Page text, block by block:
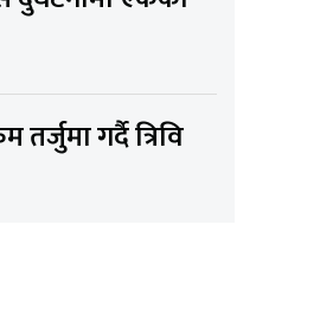
तर्जुमा गर्दै त्रिवि